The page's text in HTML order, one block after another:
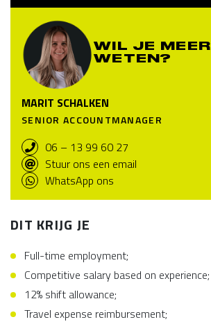
WIL JE MEER
WETEN?
MARIT SCHALKEN
SENIOR ACCOUNTMANAGER
06 – 13 99 60 27
Stuur ons een email
WhatsApp ons
DIT KRIJG JE
Full-time employment;
Competitive salary based on experience;
12% shift allowance;
Travel expense reimbursement;